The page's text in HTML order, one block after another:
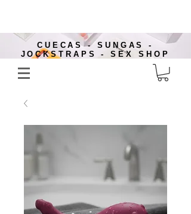
CUECAS - SUNGAS -
JOCKSTRAPS - SEX SHOP